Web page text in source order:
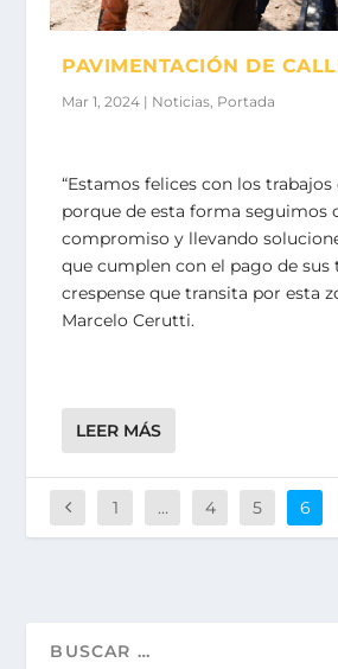
PAVIMENTACIÓN DE
Mar 1, 2024 | Noticias, Portada
“Estamos felices con los
porque de esta forma seguimos
compromiso y llevando
que cumplen con el pago de sus
crespense que transita por esta
Marcelo Cerutti.
LEER MÁS
1 … 4 5 6